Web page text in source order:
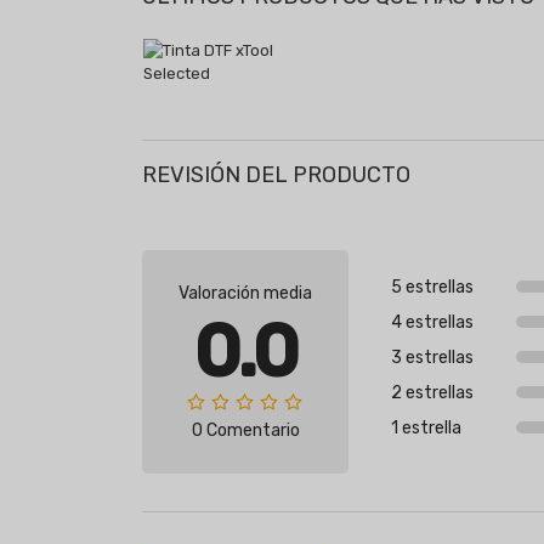
REVISIÓN DEL PRODUCTO
Valoración media
0.0
0 Comentario
5 estrellas
4 estrellas
3 estrellas
2 estrellas
1 estrella